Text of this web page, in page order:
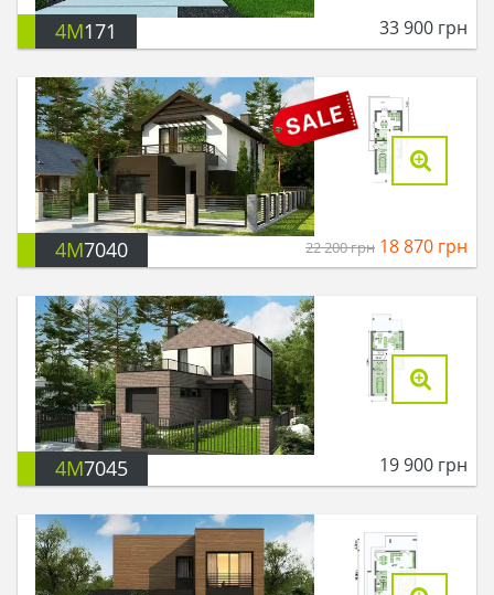
4M171 33 900 грн
4M7040 22 200грн 18 870 грн
4M7045 19 900 грн